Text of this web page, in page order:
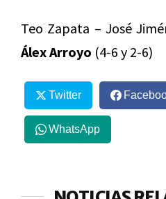
Teo Zapata – José
Álex Arroyo (4-6 y 2-6)
Twitter
WhatsApp